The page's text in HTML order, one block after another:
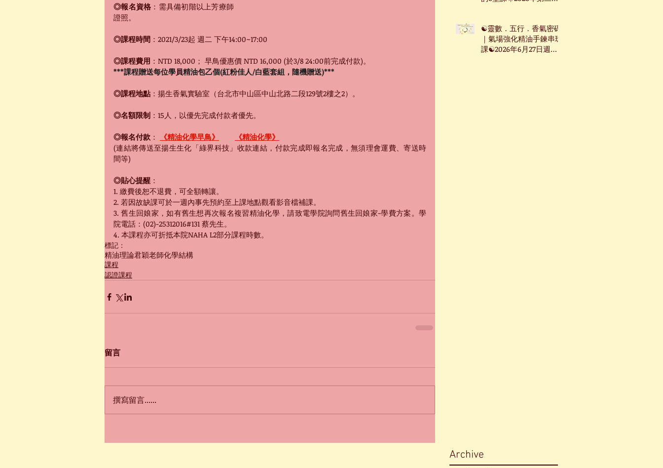
◎報名資格 ：需具備初階以上芳療師
證照。
◎課程時間 ：2021/3/23起 週二 下午14:00~17:00
◎課程費用 ：NTD 18,000； 早鳥優惠價 NTD 16,000 (於3/8 24:00前完成付款)。
***課程贈送每位學員精油包乙個(紅粉佳人/白藍套組，隨機贈送)***
◎課程地點 ：揚生香氣實驗室（台北市中山區中山北路二段129號2樓之2）。
◎名額限制 ：15人，以優先完成付款者優先。
◎報名付款 ： 《精油化學早鳥》
《精油化學》
(連結將傳送至揚生生化「綠界科技」收款連結，付款完成即報名完成，無須理會運費、寄送時
間等)
◎貼心提醒 ：
1. 繳費後恕不退費，可全額轉讓。
2. 若因故缺課可於一週內事先預約至上課地點觀看影音檔補課。
3. 舊生回娘家，如有舊生想再次報名複習精油化學，請致電學院詢問舊生回娘家-學費方案。學
院電話：(02)-25312016#131 蔡先生。
4. 本課程亦可折抵本院NAHA L2部分課程時數。
標記：
精油理論君穎老師化學結構
課程
認證課程
留言
撰寫留言......
☯靈數．五行．香氣密碼
｜氣場強化精油手鍊串珠
課☯2026年6月27日週六
Archive